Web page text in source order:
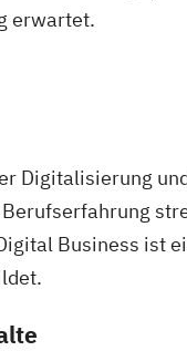
erwartet.
Digitalisierung
Business ist